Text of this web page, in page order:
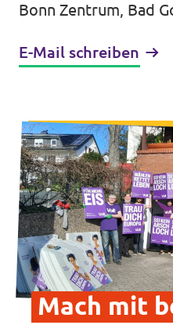
Intranet von Volt Bonn
Impressum
Datenschutz
Bonn Zentrum, Bad
E-Mail schreiben
Mach mit